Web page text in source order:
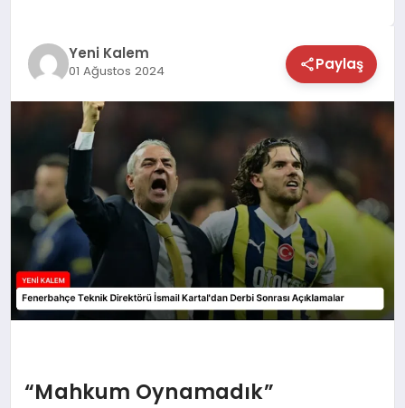
SAĞLIK
MAGAZİN
EĞİTİM
Yeni Kalem
01 Ağustos 2024 Paylaş
“Mahkum Oynamadık”